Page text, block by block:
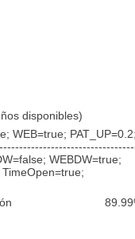
disponibles)
WEB=true; PAT_UP=0.2;
WEBDW=true;